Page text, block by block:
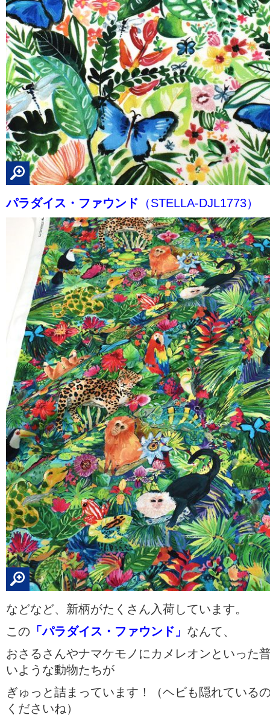
パラダイス・ファウンド （STELLA-DJL1773）
などなど、新柄がたくさん入荷しています。
この 「パラダイス・ファウンド」 なんて、
おさるさんやナマケモノにカメレオンといった
いような動物たちが
ぎゅっと詰まっています！（ヘビも隠れている
くださいね）